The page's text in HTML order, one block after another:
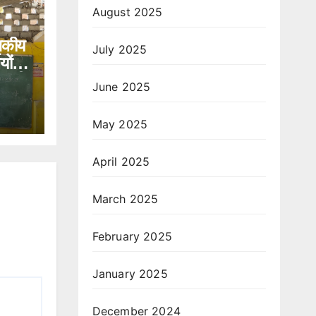
की
August 2025
July 2025
June 2025
May 2025
April 2025
March 2025
February 2025
January 2025
December 2024